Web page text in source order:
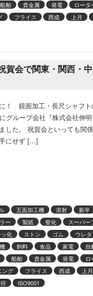
船舶 貴金属 発電
ロー
フライス 西成
上月
賀会で関東・関西・
！ 鏡面加工・長尺シャフ
グループ会社『株式会社伸
した。 祝賀会といっても関
にせず […]
五面加工機 溶射
新卒
ー 製紙 窒化
スーパー
化 ストン ゴム
ウレ
飼料 食品 家電
自
船舶 貴金属 発電
ング フライス 西成
上月
ISO9001